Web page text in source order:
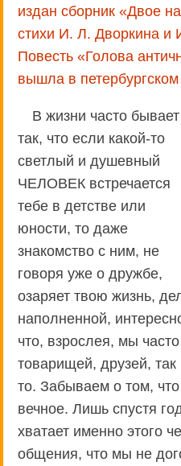
издан сборник «Двое
стихи И. Л. Дворкина и
Повесть «Голова
вышла в
В жизни часто бывает
так, что если какой-то
светлый и душевный
ЧЕЛОВЕК встречается
тебе в детстве или
юности, то даже
знакомство с ним, не
говоря уже о дружбе,
озаряет твою жизнь,
наполненной,
что, взрослея, мы
товарищей, друзей,
то. Забываем о том,
вечное. Лишь спустя
хватает именно этого
общения, что мы не